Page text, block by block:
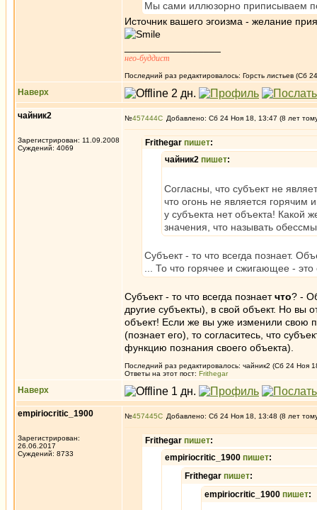
Мы сами иллюзорно приписываем
Источник вашего эгоизма - желание
нео-буддист
Последний раз редактировалось: Горсть листьев (Сб
Наверх
чайник2
Зарегистрирован: 11.09.2008
Суждений: 4069
№457444 Добавлено: Сб 24 Ноя 18, 13:47 (8 лет
Frithegar пишет:
чайник2 пишет:
Согласны, что субъект не
что огонь не является
у субъекта нет объекта! Какой
значения, что называть
Субъект - то что всегда познает.
... То что горячее и сжигающее - это
Субъект - то что всегда познаетчто? -
другие субъекты), в свой объект. Но вы
объект! Если же вы уже изменили свою
(познает его), то согласитесь, что
функцию познания своего объекта).
Последний раз редактировалось: чайник2 (Сб 24 Ноя
Ответы на этот пост: Frithegar
Наверх
empiriocritic_1900
Зарегистрирован:
26.06.2017
Суждений: 8733
№457445 Добавлено: Сб 24 Ноя 18, 13:48 (8 лет
Frithegar пишет:
empiriocritic_1900 пишет:
Frithegar пишет:
empiriocritic_1900 пишет: